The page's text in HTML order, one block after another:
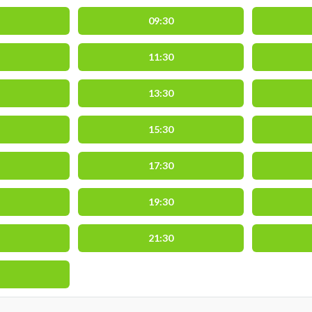
09:30
11:30
13:30
15:30
17:30
19:30
21:30